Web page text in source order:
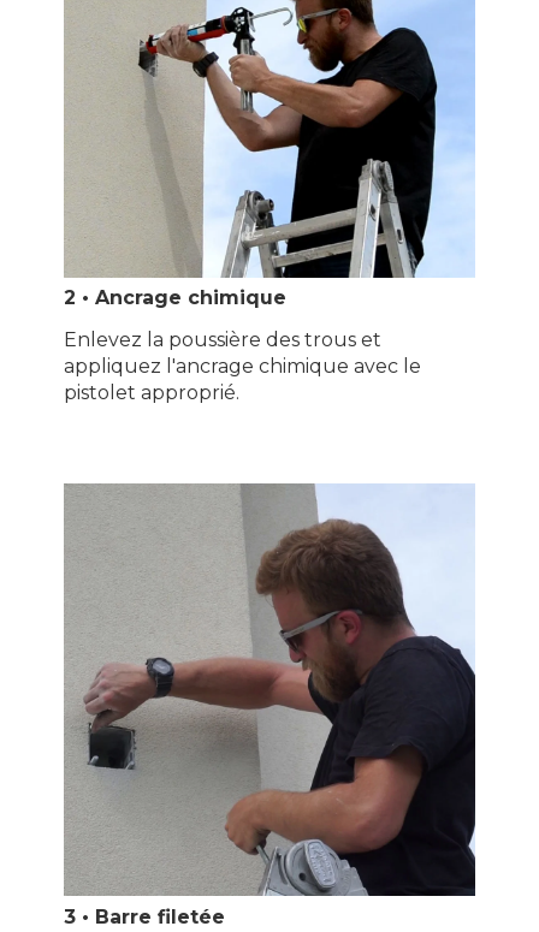
2 • Ancrage chimique
Enlevez la poussière des trous et
appliquez l'ancrage chimique avec le
pistolet approprié.
3 • Barre filetée